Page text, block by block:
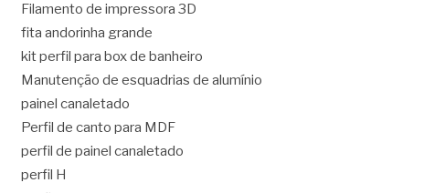
Filamento de impressora 3D
fita andorinha grande
kit perfil para box de banheiro
Manutenção de esquadrias de alumínio
painel canaletado
Perfil de canto para MDF
perfil de painel canaletado
perfil H